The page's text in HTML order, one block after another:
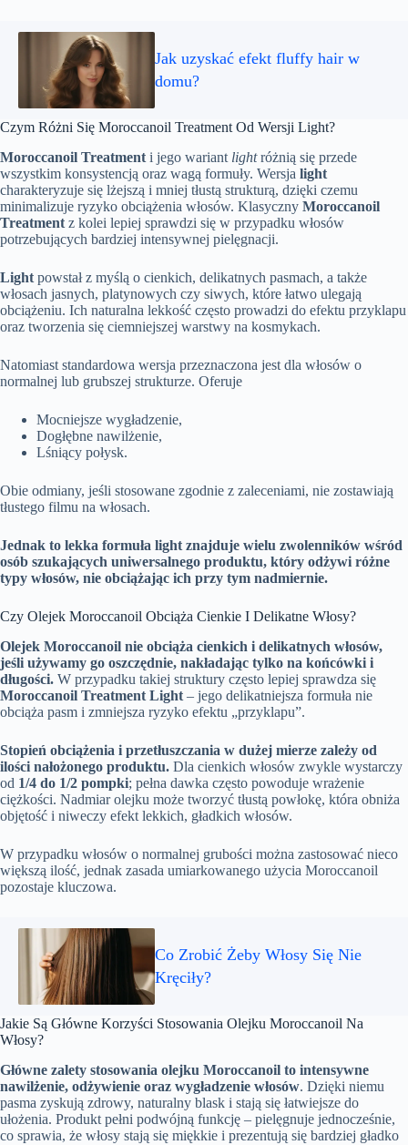
Jak uzyskać efekt fluffy hair w
domu?
Czym Różni Się Moroccanoil Treatment Od Wersji Light?
Moroccanoil Treatment i jego wariant lightróżnią się przede
wszystkim konsystencją oraz wagą formuły. Wersja light
charakteryzuje się lżejszą i mniej tłustą strukturą, dzięki czemu
minimalizuje ryzyko obciążenia włosów. Klasyczny Moroccanoil
Treatment z kolei lepiej sprawdzi się w przypadku włosów
potrzebujących bardziej intensywnej pielęgnacji.
Light powstał z myślą o cienkich, delikatnych pasmach, a także
włosach jasnych, platynowych czy siwych, które łatwo ulegają
obciążeniu. Ich naturalna lekkość często prowadzi do efektu przyklapu
oraz tworzenia się ciemniejszej warstwy na kosmykach.
Natomiast standardowa wersja przeznaczona jest dla włosów o
normalnej lub grubszej strukturze. Oferuje
Mocniejsze wygładzenie,
Dogłębne nawilżenie,
Lśniący połysk.
Obie odmiany, jeśli stosowane zgodnie z zaleceniami, nie zostawiają
tłustego filmu na włosach.
Jednak to lekka formuła light znajduje wielu zwolenników wśród
osób szukających uniwersalnego produktu, który odżywi różne
typy włosów, nie obciążając ich przy tym nadmiernie.
Czy Olejek Moroccanoil Obciąża Cienkie I Delikatne Włosy?
Olejek Moroccanoil nie obciąża cienkich i delikatnych włosów,
jeśli używamy go oszczędnie, nakładając tylko na końcówki i
długości. W przypadku takiej struktury często lepiej sprawdza się
Moroccanoil Treatment Light – jego delikatniejsza formuła nie
obciąża pasm i zmniejsza ryzyko efektu „przyklapu”.
Stopień obciążenia i przetłuszczania w dużej mierze zależy od
ilości nałożonego produktu. Dla cienkich włosów zwykle wystarczy
od 1/4 do 1/2 pompki; pełna dawka często powoduje wrażenie
ciężkości. Nadmiar olejku może tworzyć tłustą powłokę, która obniża
objętość i niweczy efekt lekkich, gładkich włosów.
W przypadku włosów o normalnej grubości można zastosować nieco
większą ilość, jednak zasada umiarkowanego użycia Moroccanoil
pozostaje kluczowa.
Co Zrobić Żeby Włosy Się Nie
Kręciły?
Jakie Są Główne Korzyści Stosowania Olejku Moroccanoil Na
Włosy?
Główne zalety stosowania olejku Moroccanoil to intensywne
nawilżenie, odżywienie oraz wygładzenie włosów. Dzięki niemu
pasma zyskują zdrowy, naturalny blask i stają się łatwiejsze do
ułożenia. Produkt pełni podwójną funkcję – pielęgnuje jednocześnie,
co sprawia, że włosy stają się miękkie i prezentują się bardziej gładko